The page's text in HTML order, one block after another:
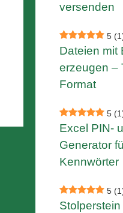
versenden
5
Dateien mit
erzeugen –
Format
5
Excel PIN-
Generator
Kennwörter
5
Stolperstein